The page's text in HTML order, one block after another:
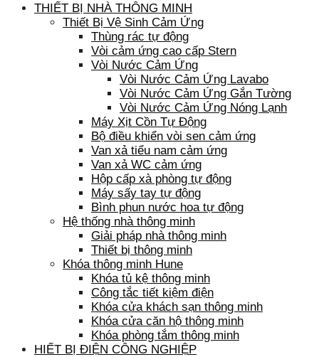
THIẾT BỊ NHÀ THÔNG MINH
Thiết Bị Vệ Sinh Cảm Ứng
Thùng rác tự động
Vòi cảm ứng cao cấp Stern
Vòi Nước Cảm Ứng
Vòi Nước Cảm Ứng Lavabo
Vòi Nước Cảm Ứng Gắn Tường
Vòi Nước Cảm Ứng Nóng Lạnh
Máy Xịt Cồn Tự Động
Bộ điều khiển vòi sen cảm ứng
Van xả tiểu nam cảm ứng
Van xả WC cảm ứng
Hộp cấp xà phòng tự động
Máy sấy tay tự động
Bình phun nước hoa tự động
Hệ thống nhà thông minh
Giải pháp nhà thông minh
Thiết bị thông minh
Khóa thông minh Hune
Khóa tủ kệ thông minh
Công tắc tiết kiệm điện
Khóa cửa khách sạn thông minh
Khóa cửa căn hộ thông minh
Khóa phòng tắm thông minh
HIẾT BỊ ĐIỆN CÔNG NGHIỆP